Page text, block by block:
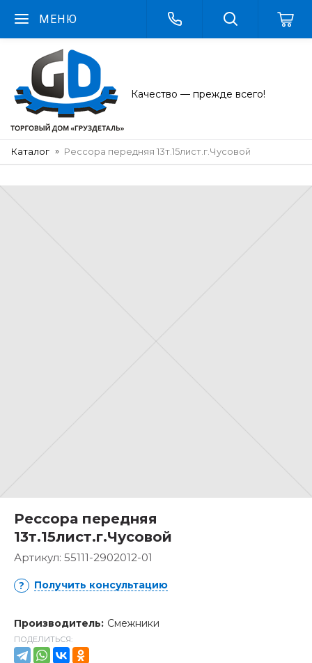
МЕНЮ
Качество — прежде всего!
Каталог Рессора передняя 13т.15лист.г.Чусовой
Рессора передняя
13т.15лист.г.Чусовой
Артикул: 55111-2902012-01
Получить консультацию
Производитель: Смежники
ПОДЕЛИТЬСЯ: